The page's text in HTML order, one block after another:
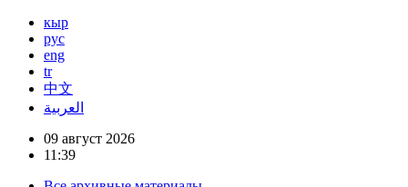
кыр
рус
eng
tr
中文
العربية
09 август 2026
11:39